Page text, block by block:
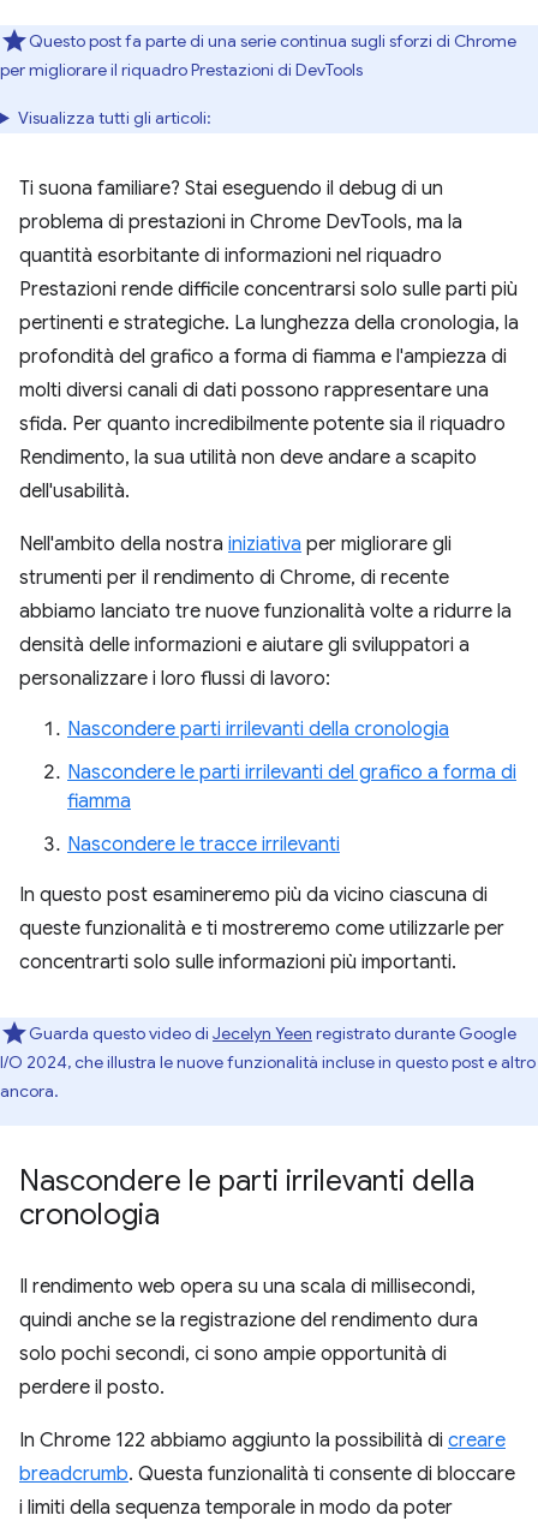
Questo post fa parte di una serie continua sugli sforzi di Chrome
per migliorare il riquadro Prestazioni di DevTools
Visualizza tutti gli articoli:
Ti suona familiare? Stai eseguendo il debug di un
problema di prestazioni in Chrome DevTools, ma la
quantità esorbitante di informazioni nel riquadro
Prestazioni rende difficile concentrarsi solo sulle parti più
pertinenti e strategiche. La lunghezza della cronologia, la
profondità del grafico a forma di fiamma e l'ampiezza di
molti diversi canali di dati possono rappresentare una
sfida. Per quanto incredibilmente potente sia il riquadro
Rendimento, la sua utilità non deve andare a scapito
dell'usabilità.
Nell'ambito della nostra iniziativa per migliorare gli
strumenti per il rendimento di Chrome, di recente
abbiamo lanciato tre nuove funzionalità volte a ridurre la
densità delle informazioni e aiutare gli sviluppatori a
personalizzare i loro flussi di lavoro:
Nascondere parti irrilevanti della cronologia
Nascondere le parti irrilevanti del grafico a forma di
fiamma
Nascondere le tracce irrilevanti
In questo post esamineremo più da vicino ciascuna di
queste funzionalità e ti mostreremo come utilizzarle per
concentrarti solo sulle informazioni più importanti.
Guarda questo video di Jecelyn Yeen registrato durante Google
I/O 2024, che illustra le nuove funzionalità incluse in questo post e altro
ancora.
Nascondere le parti irrilevanti della
cronologia
Il rendimento web opera su una scala di millisecondi,
quindi anche se la registrazione del rendimento dura
solo pochi secondi, ci sono ampie opportunità di
perdere il posto.
In Chrome 122 abbiamo aggiunto la possibilità di creare
breadcrumb. Questa funzionalità ti consente di bloccare
i limiti della sequenza temporale in modo da poter